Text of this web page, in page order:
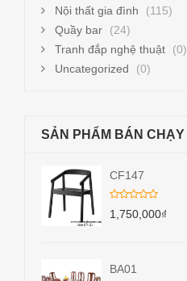
Nội thất gia đình
(115)
Quầy bar
(24)
Tranh đắp nghệ thuật
(0)
Uncategorized
(0)
SẢN PHẨM BÁN CHẠY
CF147
1,750,000₫
BA01